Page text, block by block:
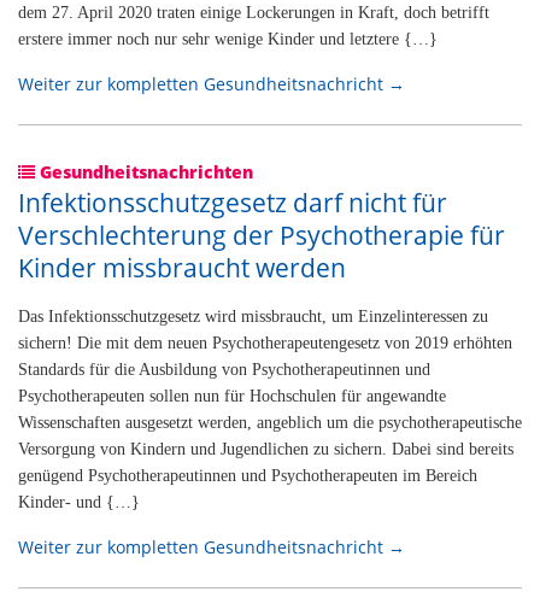
dem 27. April 2020 traten einige Lockerungen in Kraft, doch betrifft
erstere immer noch nur sehr wenige Kinder und letztere {…}
Weiter zur kompletten Gesundheitsnachricht →
Gesundheitsnachrichten
Infektionsschutzgesetz darf nicht für
Verschlechterung der Psychotherapie für
Kinder missbraucht werden
Das Infektionsschutzgesetz wird missbraucht, um Einzelinteressen zu
sichern! Die mit dem neuen Psychotherapeutengesetz von 2019 erhöhten
Standards für die Ausbildung von Psychotherapeutinnen und
Psychotherapeuten sollen nun für Hochschulen für angewandte
Wissenschaften ausgesetzt werden, angeblich um die psychotherapeutische
Versorgung von Kindern und Jugendlichen zu sichern. Dabei sind bereits
genügend Psychotherapeutinnen und Psychotherapeuten im Bereich
Kinder- und {…}
Weiter zur kompletten Gesundheitsnachricht →